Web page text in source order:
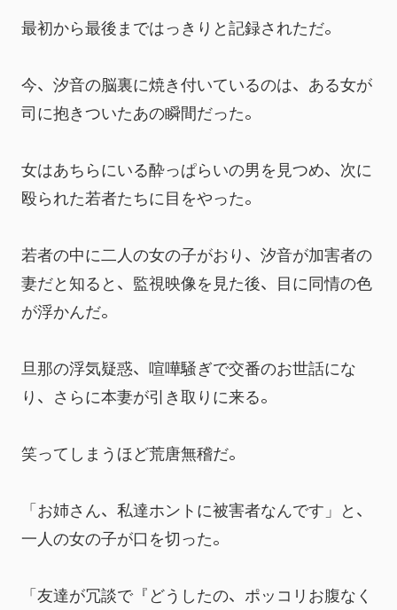
最初から最後まではっきりと記録されただ。
今、汐音の脳裏に焼き付いているのは、ある女が
司に抱きついたあの瞬間だった。
女はあちらにいる酔っぱらいの男を見つめ、次に
殴られた若者たちに目をやった。
若者の中に二人の女の子がおり、汐音が加害者の
妻だと知ると、監視映像を見た後、目に同情の色
が浮かんだ。
旦那の浮気疑惑、喧嘩騒ぎで交番のお世話にな
り、さらに本妻が引き取りに来る。
笑ってしまうほど荒唐無稽だ。
「お姉さん、私達ホントに被害者なんです」と、
一人の女の子が口を切った。
「友達が冗談で『どうしたの、ポッコリお腹なく